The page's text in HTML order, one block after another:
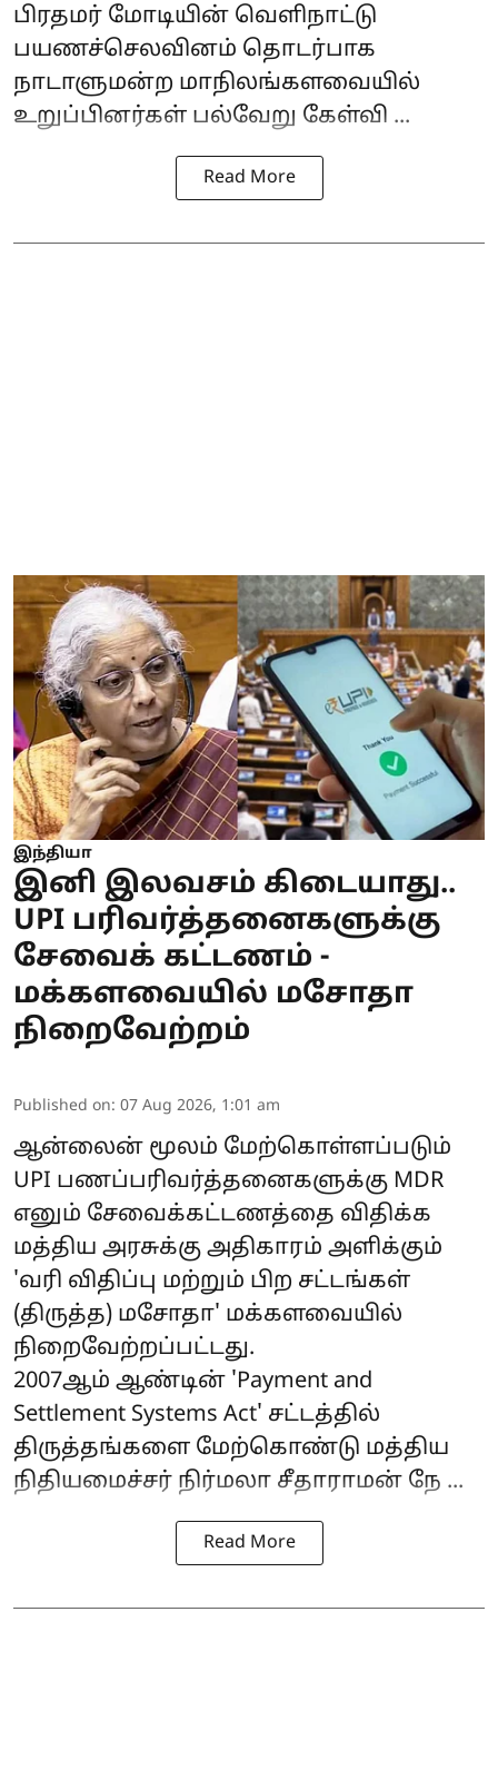
பிரதமர் மோடியின் வெளிநாட்டு
பயணச்செலவினம் தொடர்பாக
நாடாளுமன்ற மாநிலங்களவையில்
உறுப்பினர்கள் பல்வேறு கேள்வி ...
Read More
இந்தியா
இனி இலவசம் கிடையாது..
UPI பரிவர்த்தனைகளுக்கு
சேவைக் கட்டணம் -
மக்களவையில் மசோதா
நிறைவேற்றம்
Published on: 07 Aug 2026, 1:01 am
ஆன்லைன் மூலம் மேற்கொள்ளப்படும்
UPI பணப்பரிவர்த்தனைகளுக்கு MDR
எனும் சேவைக்கட்டணத்தை விதிக்க
மத்திய அரசுக்கு அதிகாரம் அளிக்கும்
'வரி விதிப்பு மற்றும் பிற சட்டங்கள்
(திருத்த) மசோதா' மக்களவையில்
நிறைவேற்றப்பட்டது.
2007ஆம் ஆண்டின் 'Payment and
Settlement Systems Act' சட்டத்தில்
திருத்தங்களை மேற்கொண்டு மத்திய
நிதியமைச்சர் நிர்மலா சீதாராமன் நே ...
Read More